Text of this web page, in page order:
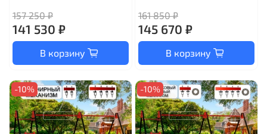
157 250 ₽
141 530 ₽
В корзину
161 850 ₽
145 670 ₽
В корзину
-10% -10%